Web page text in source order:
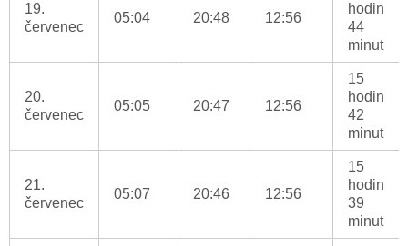
19.
červenec
05:04 20:48 12:56
hodin
44
minut
20.
červenec
05:05 20:47 12:56
15
hodin
42
minut
21.
červenec
05:07 20:46 12:56
15
hodin
39
minut